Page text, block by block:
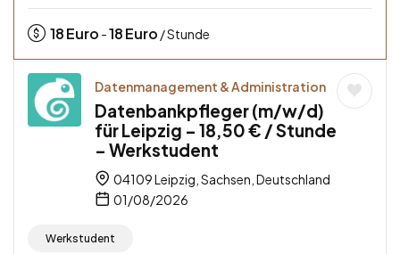
18Euro -18Euro / Stunde
Datenmanagement & Administration
Datenbankpfleger (m/w/d)
für Leipzig – 18,50 € / Stunde
– Werkstudent
04109 Leipzig, Sachsen, Deutschland
01/08/2026
Werkstudent